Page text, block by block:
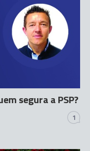
segura a PSP?
1